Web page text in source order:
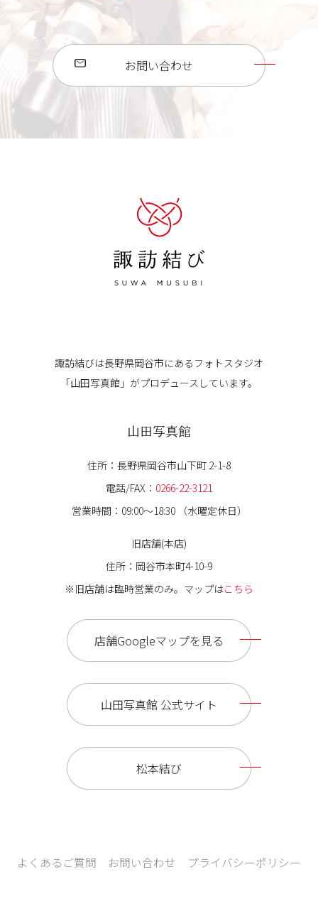
お問い合わせ
諏訪結びは長野県岡谷市にある フォトスタジオ
「山田写真館」がプロデュースしています。
山田写真館
住所：長野県岡谷市山下町 2-1-8
電話/FAX： 0266-22-3121
営業時間：09:00〜18:30 （水曜定休日）
旧店舗(本店)
住所：岡谷市本町4-10-9
※旧店舗は臨時営業のみ。マップはこちら
店舗Googleマップを見る
山田写真館 公式サイト
松本結び
よくあるご質問 お問い合わせ プライバシーポリシー